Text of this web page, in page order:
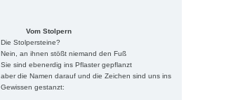
Vom Stolpern
Die Stolpersteine?
Nein, an ihnen stößt niemand den Fuß
Sie sind ebenerdig ins Pflaster gepflanzt
aber die Namen darauf und die Zeichen sind uns ins
Gewissen gestanzt: